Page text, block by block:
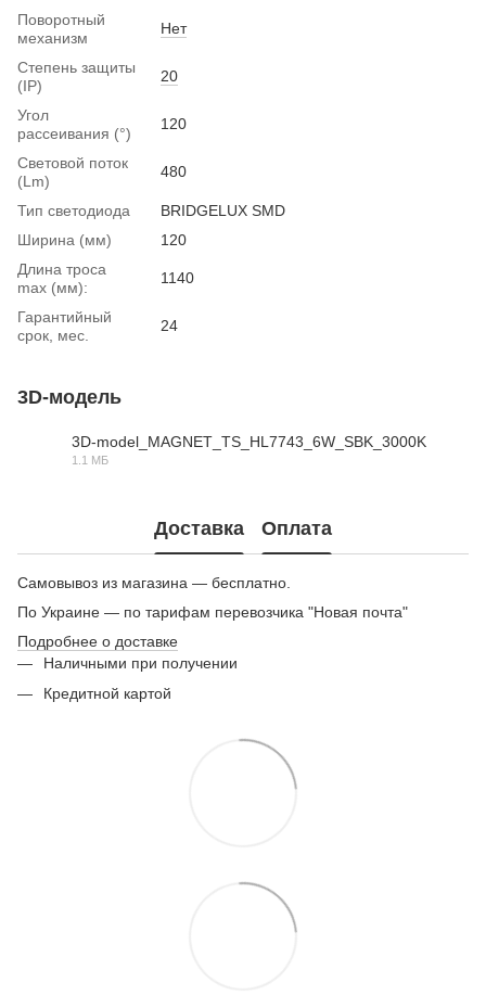
Поворотный
механизм
Нет
Степень защиты
(IP)
20
Угол
рассеивания (°)
120
Световой поток
(Lm)
480
Тип светодиода
BRIDGELUX SMD
Ширина (мм)
120
Длина троса
max (мм):
1140
Гарантийный
срок, мес.
24
3D-модель
3D-model_MAGNET_TS_HL7743_6W_SBK_3000K
1.1 МБ
Доставка Оплата
Самовывоз из магазина — бесплатно.
По Украине — по тарифам перевозчика "Новая почта"
Подробнее о доставке
Наличными при получении
Кредитной картой